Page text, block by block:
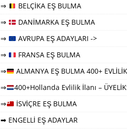
⇒
BELÇİKA EŞ BULMA
⇒
DANİMARKA EŞ BULMA
⇒
AVRUPA EŞ ADAYLARI ->
⇒
FRANSA EŞ BULMA
⇒
ALMANYA EŞ BULMA 400+
⇒
400+Hollanda Evlilik İlanı –
⇒
İSVİÇRE EŞ BULMA
➡ ENGELLİ EŞ ADAYLAR